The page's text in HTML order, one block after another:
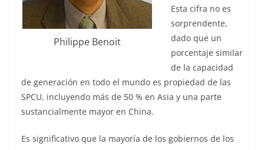
Philippe Benoit
Esta cifra no es
sorprendente,
dado que un
porcentaje similar
de la capacidad
de generación en todo el mundo es propiedad de las
SPCU, incluyendo más de 50 % en Asia y una parte
sustancialmente mayor en China.
Es significativo que la mayoría de los gobiernos de los